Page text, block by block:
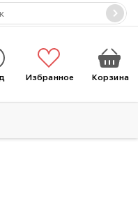
Избранное Корзина